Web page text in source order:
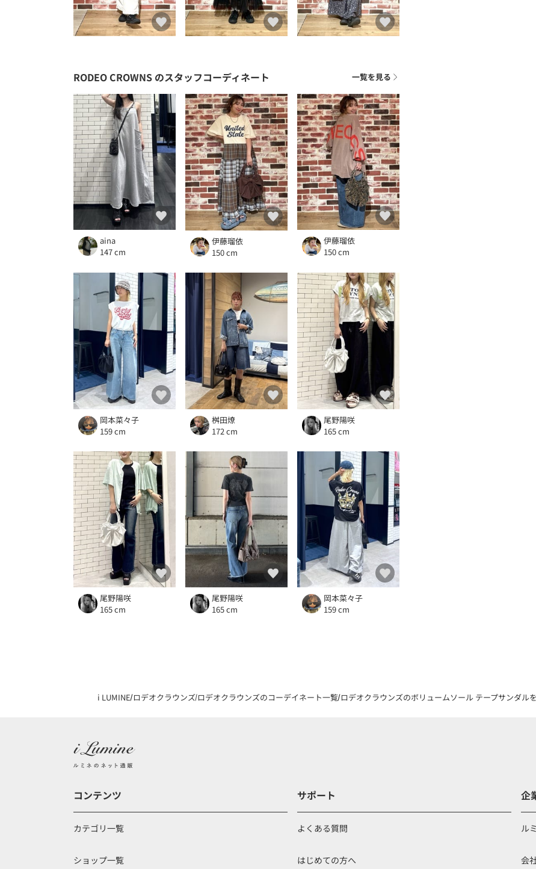
RODEO CROWNS のスタッフコーディネート 一覧を見る
aina
147 cm
伊藤瑠依
150 cm
伊藤瑠依
150 cm
岡本菜々子
159 cm
桝田燎
172 cm
尾野陽咲
165 cm
尾野陽咲
165 cm
尾野陽咲
165 cm
岡本菜々子
159 cm
i LUMINE ロデオクラウンズ ロデオクラウンズのコーデイネート一覧ロデオクラウンズのボリュームソール テープサンダル
コンテンツ
カテゴリ一覧
ショップ一覧
サポート
よくある質問
はじめての方へ
企
ル
会